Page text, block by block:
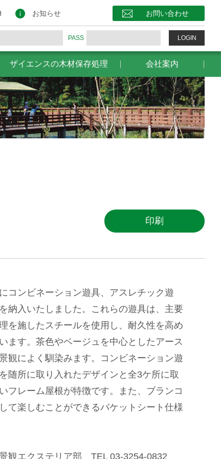
お知らせ お問い合わせ
PASS LOGIN
ザイエンスの木材保存処理 会社案内
印刷
コンビネーション遊具、アスレチック遊
納入いたしました。これらの遊具は、主要
を施したスチールを使用し、耐久性を高め
ます。茶色やベージュを中心としたアース
観によく馴染みます。コンビネーション遊
随所に取り入れたデザインと全3ケ所に取
フレーム屋根が特徴です。また、ブランコ
て楽しむことができるバケットシート仕様
景観エクステリア部 TEL 03-3254-0832
理 会社案内 お問い合わせ